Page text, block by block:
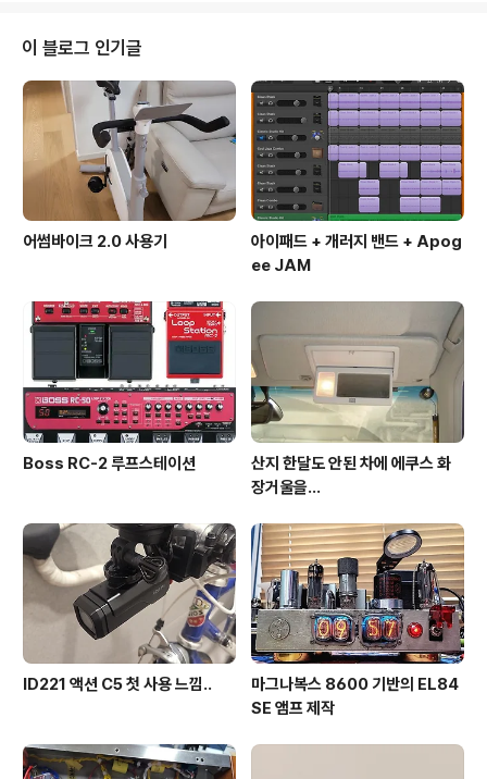
이 블로그 인기글
어썸바이크 2.0 사용기
아이패드 + 개러지 밴드 + Apog
ee JAM
Boss RC-2 루프스테이션
산지 한달도 안된 차에 에쿠스 화
장거울을…
ID221 액션 C5 첫 사용 느낌..
마그나복스 8600 기반의 EL84
SE 앰프 제작